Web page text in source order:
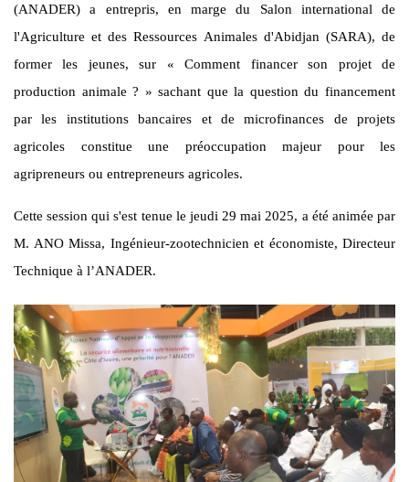
(ANADER) a entrepris, en marge du Salon international de
l'Agriculture et des Ressources Animales d'Abidjan (SARA), de
former les jeunes, sur « Comment financer son projet de
production animale ? » sachant que la question du financement
par les institutions bancaires et de microfinances de projets
agricoles constitue une préoccupation majeur pour les
agripreneurs ou entrepreneurs agricoles.
Cette session qui s'est tenue le jeudi 29 mai 2025, a été animée par
M. ANO Missa, Ingénieur-zootechnicien et économiste, Directeur
Technique à l’ANADER.